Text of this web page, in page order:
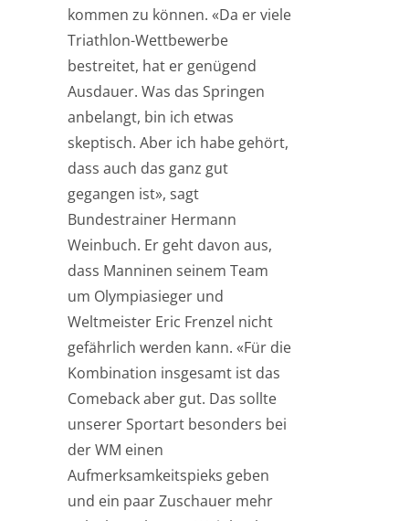
kommen zu können. «Da er viele
Triathlon-Wettbewerbe
bestreitet, hat er genügend
Ausdauer. Was das Springen
anbelangt, bin ich etwas
skeptisch. Aber ich habe gehört,
dass auch das ganz gut
gegangen ist», sagt
Bundestrainer Hermann
Weinbuch. Er geht davon aus,
dass Manninen seinem Team
um Olympiasieger und
Weltmeister Eric Frenzel nicht
gefährlich werden kann. «Für die
Kombination insgesamt ist das
Comeback aber gut. Das sollte
unserer Sportart besonders bei
der WM einen
Aufmerksamkeitspieks geben
und ein paar Zuschauer mehr